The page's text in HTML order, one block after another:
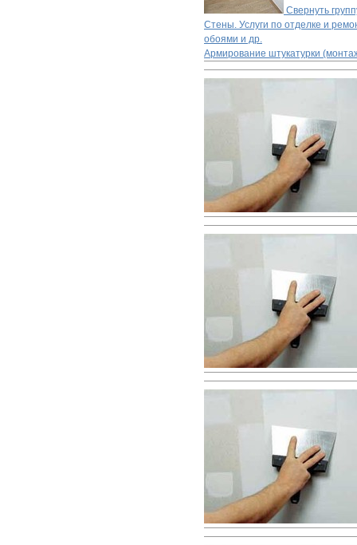
Свернуть
Стены. Услуги по отделке и
обоями и др.
Армирование штукатурки